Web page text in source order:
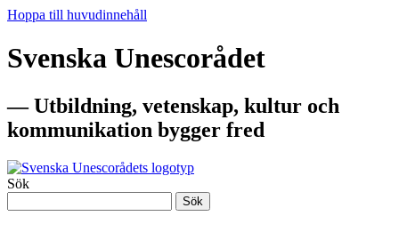
Hoppa till huvudinnehåll
Svenska Unescorådet
— Utbildning, vetenskap, kultur och
kommunikation bygger fred
Sök
Sök